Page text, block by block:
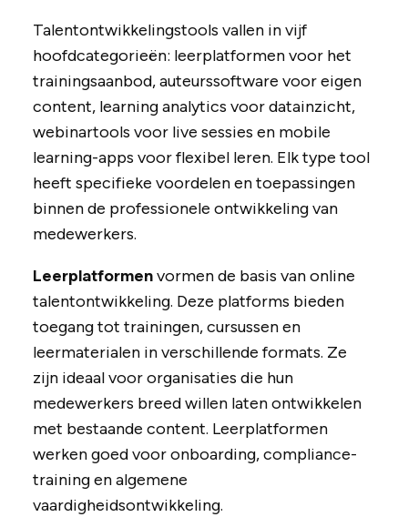
Talentontwikkelingstools vallen in vijf
hoofdcategorieën: leerplatformen voor het
trainingsaanbod, auteurssoftware voor eigen
content, learning analytics voor datainzicht,
webinartools voor live sessies en mobile
learning-apps voor flexibel leren. Elk type tool
heeft specifieke voordelen en toepassingen
binnen de professionele ontwikkeling van
medewerkers.
Leerplatformenvormen de basis van online
talentontwikkeling. Deze platforms bieden
toegang tot trainingen, cursussen en
leermaterialen in verschillende formats. Ze
zijn ideaal voor organisaties die hun
medewerkers breed willen laten ontwikkelen
met bestaande content. Leerplatformen
werken goed voor onboarding, compliance-
training en algemene
vaardigheidsontwikkeling.